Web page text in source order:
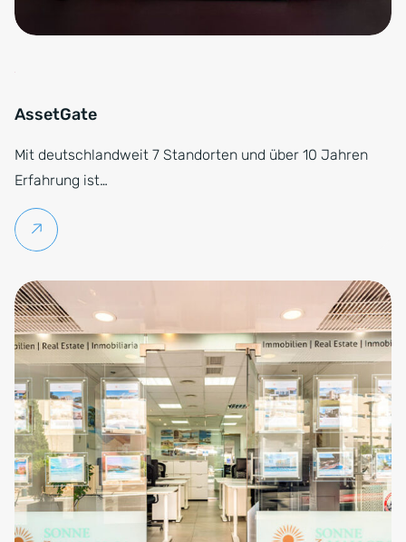
AssetGate
Mit deutschlandweit 7 Standorten und über 10 Jahren
Erfahrung ist…
Weiterlesen